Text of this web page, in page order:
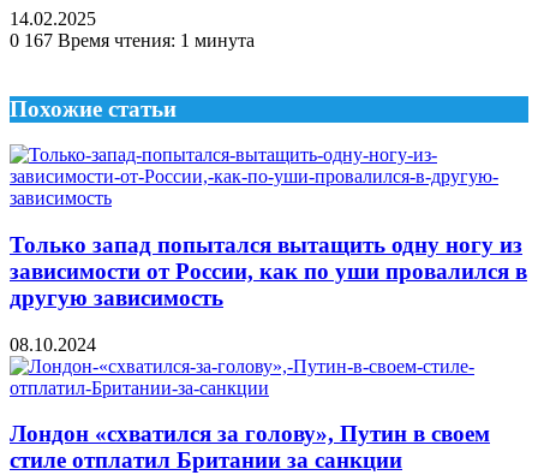
14.02.2025
0 167 Время чтения: 1 минута
Похожие статьи
Только запад попытался вытащить одну ногу из
зависимости от России, как по уши провалился в
другую зависимость
08.10.2024
Лондон «схватился за голову», Путин в своем
стиле отплатил Британии за санкции